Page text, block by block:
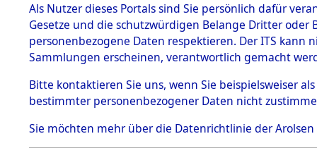
Effekten
1.2.9.1
Effekten aus
dem KZ
Dachau
1.2.9.2
Effekten aus
dem KZ
Bayerisches
Als Nutzer dieses Portals sind Sie persönlich dafür
Gesetze und die schutzwürdigen Belange Dritter
personenbezogene Daten respektieren. Der ITS
Sammlungen erscheinen, verantwortlich gemacht
Bitte kontaktieren Sie uns, wenn Sie beispielsweiser
bestimmter personenbezogener Daten nicht
Sie möchten mehr über die Datenrichtlinie der Arolsen